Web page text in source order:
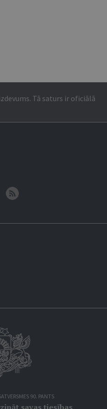
Tā saturs ir oficiālā
90. PANTS